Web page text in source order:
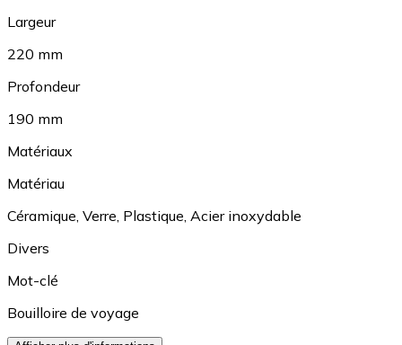
Largeur
220 mm
Profondeur
190 mm
Matériaux
Matériau
Céramique, Verre, Plastique, Acier inoxydable
Divers
Mot-clé
Bouilloire de voyage